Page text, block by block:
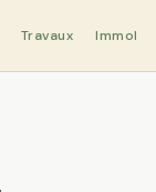
Travaux